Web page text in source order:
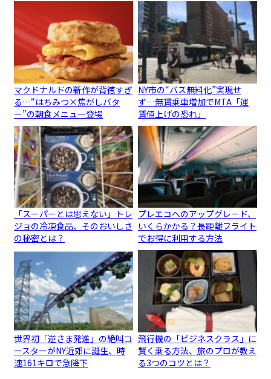
マクドナルドの新作が背徳すぎ
る…“はちみつ×焦がしバタ
ー”の朝食メニュー登場
NY市の“バス無料化”実現せ
ず…無賃乗車増加でMTA「運
賃値上げの恐れ」
「スーパーとは思えない」トレ
ジョの冷凍食品、そのおいしさ
の秘密とは？
プレエコへのアップグレード、
いくらかかる？長距離フライト
でお得に利用する方法
世界初「逆さま発進」の絶叫コ
ースターがNY近郊に誕生、時
速161キロで急降下
飛行機の「ビジネスクラス」に
賢く乗る方法、旅のプロが教え
る3つのコツとは？